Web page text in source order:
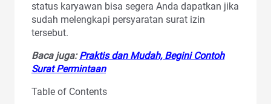
status karyawan bisa segera Anda dapatkan jika
sudah melengkapi persyaratan surat izin
tersebut.
Baca juga:Praktis dan Mudah, Begini Contoh
Surat Permintaan
Table of Contents